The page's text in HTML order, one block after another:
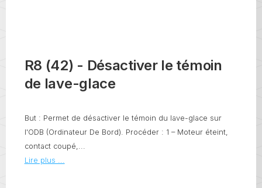
R8 (42) - Désactiver le témoin
de lave-glace
But : Permet de désactiver le témoin du lave-glace sur
l'ODB (Ordinateur De Bord). Procéder : 1 – Moteur éteint,
contact coupé,...
Lire plus ...